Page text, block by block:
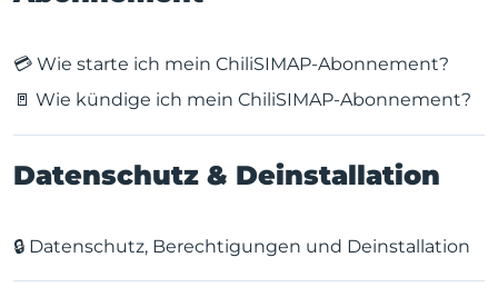
💳 Wie starte ich mein ChiliSIMAP-Abonnement?
🚪 Wie kündige ich mein ChiliSIMAP-Abonnement?
Datenschutz & Deinstallation
🔒 Datenschutz, Berechtigungen und Deinstallation